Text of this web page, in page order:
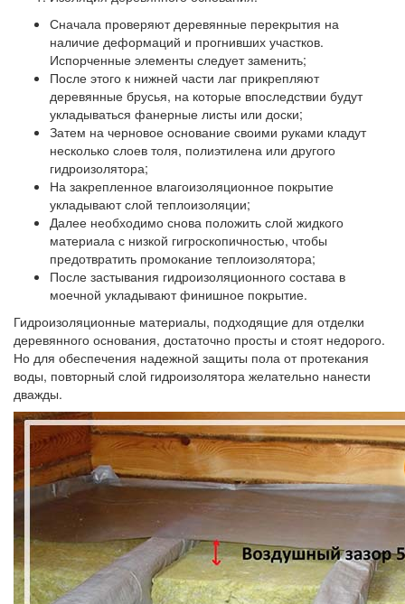
Сначала проверяют деревянные перекрытия на
наличие деформаций и прогнивших участков.
Испорченные элементы следует заменить;
После этого к нижней части лаг прикрепляют
деревянные брусья, на которые впоследствии будут
укладываться фанерные листы или доски;
Затем на черновое основание своими руками кладут
несколько слоев толя, полиэтилена или другого
гидроизолятора;
На закрепленное влагоизоляционное покрытие
укладывают слой теплоизоляции;
Далее необходимо снова положить слой жидкого
материала с низкой гигроскопичностью, чтобы
предотвратить промокание теплоизолятора;
После застывания гидроизоляционного состава в
моечной укладывают финишное покрытие.
Гидроизоляционные материалы, подходящие для отделки
деревянного основания, достаточно просты и стоят недорого.
Но для обеспечения надежной защиты пола от протекания
воды, повторный слой гидроизолятора желательно нанести
дважды.